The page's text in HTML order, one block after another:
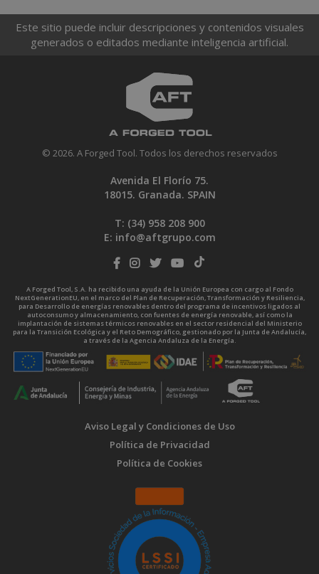
Este sitio puede incluir descripciones y contenidos visuales
generados o editados mediante inteligencia artificial.
© 2026. A Forged Tool. Todos los derechos reservados
Avenida El Florío 75.
18015. Granada. SPAIN
T: (34) 958 208 900
E: info@aftgrupo.com
A Forged Tool, S.A. ha recibido una ayuda de la Unión Europea con cargo al Fondo
NextGenerationEU, en el marco del Plan de Recuperación, Transformación y Resiliencia,
para Desarrollo de energías renovables dentro del programa de incentivos ligados al
autoconsumo y almacenamiento, con fuentes de energía renovable, así como la
implantación de sistemas térmicos renovables en el sector residencial del Ministerio
para la Transición Ecológica y el Reto Demográfico, gestionado por la Junta de Andalucía,
a través de la Agencia Andaluza de la Energía.
Aviso Legal y Condiciones de Uso
Política de Privacidad
Política de Cookies